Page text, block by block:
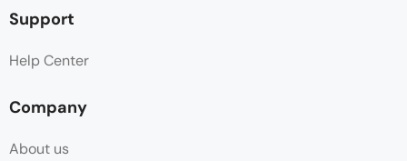
Support
Help Center
Company
About us